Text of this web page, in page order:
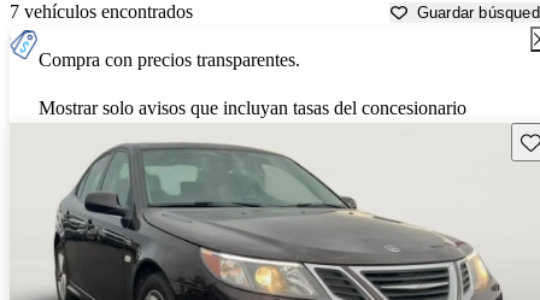
7 vehículos encontrados Guardar
Compra con precios transparentes.
Mostrar solo avisos que incluyan tasas del concesionario